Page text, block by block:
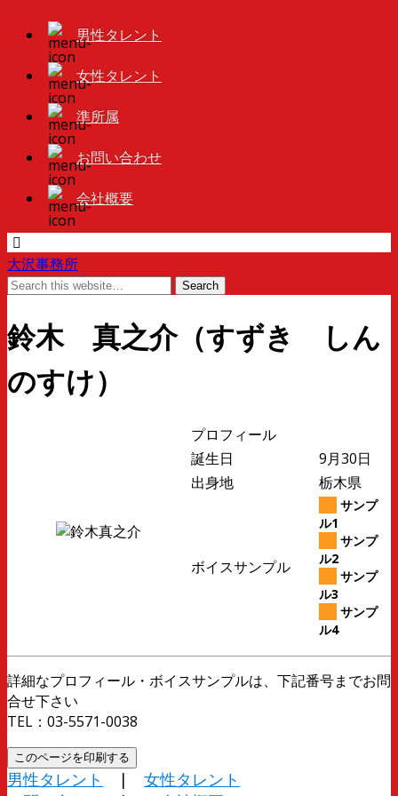
男性タレント
女性タレント
準所属
お問い合わせ
会社概要
大沢事務所
鈴木 真之介（すずき しん
のすけ）
プロフィール
誕生日
9月30日
出身地
栃木県
ボイスサンプル
サンプ
ル1
サンプ
ル2
サンプ
ル3
サンプ
ル4
詳細なプロフィール・ボイスサンプルは、下記番号までお問
合せ下さい
TEL：03-5571-0038
男性タレント | 女性タレント